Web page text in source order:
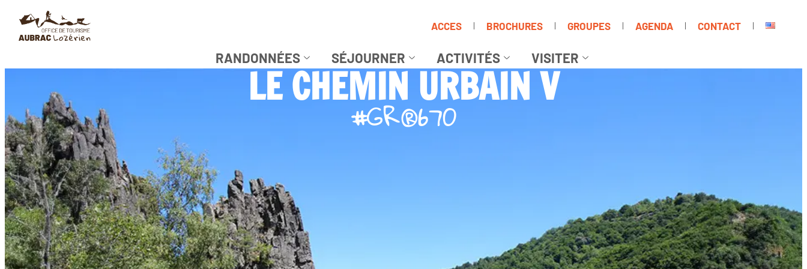
ACCES BROCHURES GROUPES AGENDA CONTACT
RANDONNÉES SÉJOURNER ACTIVITÉS VISITER
LE CHEMIN URBAIN V
#GR®670